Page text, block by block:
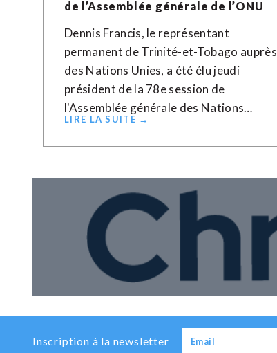
de l’Assemblée générale de l’ONU
Dennis Francis, le représentant
permanent de Trinité-et-Tobago auprès
des Nations Unies, a été élu jeudi
président de la 78e session de
l'Assemblée générale des Nations…
LIRE LA SUITE →
Inscription à la newsletter